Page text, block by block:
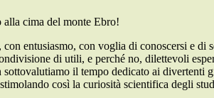
alla cima del monte Ebro!
entusiasmo, con voglia di conoscersi e di
di utili, e perché no, dilettevoli
il tempo dedicato ai divertenti
così la curiosità scientifica degli